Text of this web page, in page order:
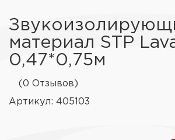
материал STP
0,47*0,75м
(0 Отзывов)
Артикул: 405103